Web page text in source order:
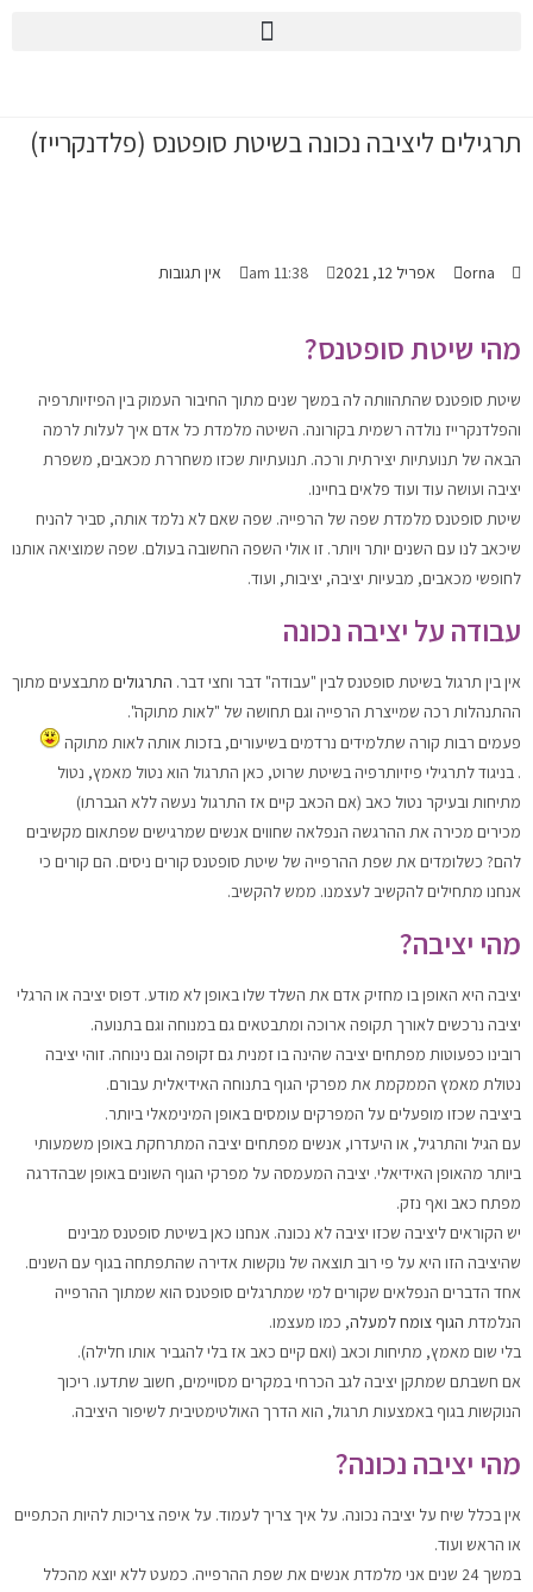
תרגילים ליציבה נכונה בשיטת סופטנס (פלדנקרייז)
orna אפריל 12, 2021 11:38 am אין תגובות
מהי שיטת סופטנס?
שיטת סופטנס שהתהוותה לה במשך שנים מתוך החיבור העמוק בין הפיזיותרפיה
והפלדנקרייז נולדה רשמית בקורונה. השיטה מלמדת כל אדם איך לעלות לרמה
הבאה של תנועתיות יצירתית ורכה. תנועתיות שכזו משחררת מכאבים, משפרת
יציבה ועושה עוד ועוד פלאים בחיינו.
שיטת סופטנס מלמדת שפה של הרפייה. שפה שאם לא נלמד אותה, סביר להניח
שיכאב לנו עם השנים יותר ויותר. זו אולי השפה החשובה בעולם. שפה שמוציאה אותנו
לחופשי מכאבים, מבעיות יציבה, יציבות, ועוד.
עבודה על יציבה נכונה
אין בין תרגול בשיטת סופטנס לבין "עבודה" דבר וחצי דבר. התרגולים מתבצעים מתוך
ההתנהלות רכה שמייצרת הרפייה וגם תחושה של "לאות מתוקה".
פעמים רבות קורה שתלמידים נרדמים בשיעורים, בזכות אותה לאות מתוקה
. בניגוד לתרגילי פיזיותרפיה בשיטת שרוט, כאן התרגול הוא נטול מאמץ, נטול
מתיחות ובעיקר נטול כאב (אם הכאב קיים אז התרגול נעשה ללא הגברתו)
מכירים מכירה את ההרגשה הנפלאה שחווים אנשים שמרגישים שפתאום מקשיבים
להם? כשלומדים את שפת ההרפייה של שיטת סופטנס קורים ניסים. הם קורים כי
אנחנו מתחילים להקשיב לעצמנו. ממש להקשיב.
מהי יציבה?
יציבה היא האופן בו מחזיק אדם את השלד שלו באופן לא מודע. דפוס יציבה או הרגלי
יציבה נרכשים לאורך תקופה ארוכה ומתבטאים גם במנוחה וגם בתנועה.
רובינו כפעוטות מפתחים יציבה שהינה בו זמנית גם זקופה וגם נינוחה. זוהי יציבה
נטולת מאמץ הממקמת את מפרקי הגוף בתנוחה האידיאלית עבורם.
ביציבה שכזו מופעלים על המפרקים עומסים באופן המינימאלי ביותר.
עם הגיל והתרגיל, או היעדרו, אנשים מפתחים יציבה המתרחקת באופן משמעותי
ביותר מהאופן האידיאלי. יציבה המעמסה על מפרקי הגוף השונים באופן שבהדרגה
מפתח כאב ואף נזק.
יש הקוראים ליציבה שכזו יציבה לא נכונה. אנחנו כאן בשיטת סופטנס מבינים
שהיציבה הזו היא על פי רוב תוצאה של נוקשות אדירה שהתפתחה בגוף עם השנים.
אחד הדברים הנפלאים שקורים למי שמתרגלים סופטנס הוא שמתוך ההרפייה
הנלמדת הגוף צומח למעלה, כמו מעצמו.
בלי שום מאמץ, מתיחות וכאב (ואם קיים כאב אז בלי להגביר אותו חלילה).
אם חשבתם שמתקן יציבה לגב הכרחי במקרים מסויימים, חשוב שתדעו. ריכוך
הנוקשות בגוף באמצעות תרגול, הוא הדרך האולטימטיבית לשיפור היציבה.
מהי יציבה נכונה?
אין בכלל שיח על יציבה נכונה. על איך צריך לעמוד. על איפה צריכות להיות הכתפיים
או הראש ועוד.
במשך 24 שנים אני מלמדת אנשים את שפת ההרפייה. כמעט ללא יוצא מהכלל